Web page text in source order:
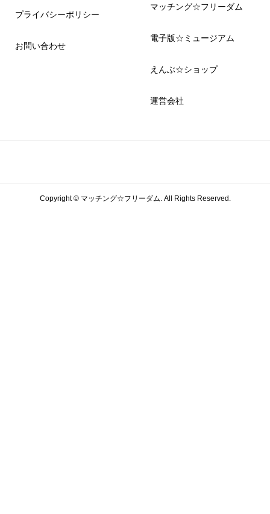
プライバシーポリシー
お問い合わせ
マッチング☆フリーダム
電子版☆ミュージアム
えんぶ☆ショップ
運営会社
Copyright ©マッチング☆フリーダム. All Rights Reserved.